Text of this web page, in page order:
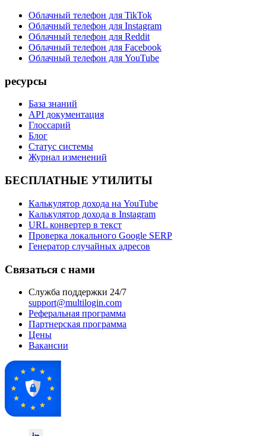
Облачный телефон для TikTok
Облачный телефон для Instagram
Облачный телефон для Reddit
Облачный телефон для Facebook
Облачный телефон для YouTube
ресурсы
База знаний
API документация
Глоссарий
Блог
Статус системы
Журнал изменений
БЕСПЛАТНЫЕ УТИЛИТЫ
Калькулятор дохода на YouTube
Калькулятор дохода в Instagram
URL конвертер в текст
Проверка локального Google SERP
Генератор случайных адресов
Связаться с нами
Служба поддержки 24/7
support@multilogin.com
Реферальная программа
Партнерская программа
Цены
Вакансии